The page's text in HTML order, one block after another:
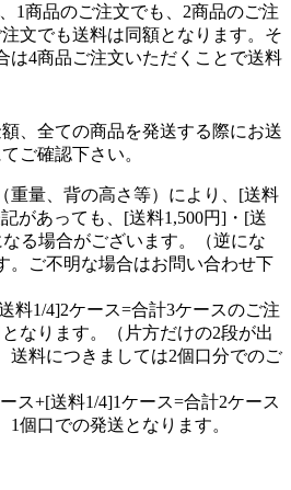
1商品のご注文でも、2商品のご注
文でも送料は同額となります。そ
は4商品ご注文いただくことで送料
、全ての商品を発送する際にお送
ご確認下さい。
重量、背の高さ等）により、[送料
があっても、[送料1,500円]・[送
る場合がございます。（逆にな
。ご不明な場合はお問い合わせ下
料1/4]2ケース=合計3ケースのご注
なります。（片方だけの2段が出
送料につきましては2個口分でのご
ス+[送料1/4]1ケース=合計2ケース
1個口での発送となります。